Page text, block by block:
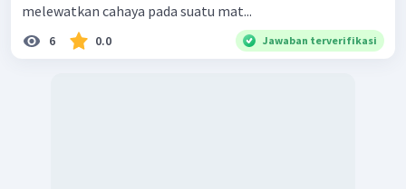
melewatkan cahaya pada suatu mat...
6 0.0 Jawaban terverifikasi